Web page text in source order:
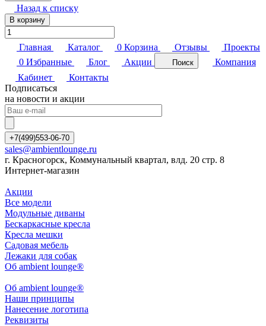
Назад к списку
В корзину
Главная Каталог 0 Корзина Отзывы
Проекты
0 Избранные Блог Акции Поиск
Компания
Кабинет
Контакты
Подписаться
на новости и акции
+7(499)553-06-70
sales@ambientlounge.ru
г. Красногорск, Коммунальный квартал, влд. 20 стр. 8
Интернет-магазин
Акции
Все модели
Модульные диваны
Бескаркасные кресла
Кресла мешки
Садовая мебель
Лежаки для собак
Об ambient lounge®
Oб ambient lounge®
Наши принципы
Нанесение логотипа
Реквизиты